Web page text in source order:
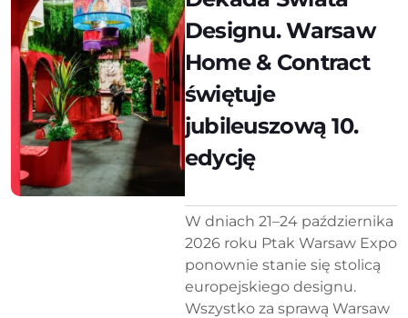
Designu. Warsaw
Home & Contract
świętuje
jubileuszową 10.
edycję
W dniach 21–24 października
2026 roku Ptak Warsaw Expo
ponownie stanie się stolicą
europejskiego designu.
Wszystko za sprawą Warsaw